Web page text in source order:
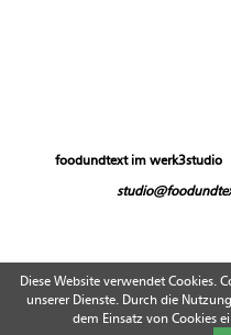
foodundtext im werk3studio
Diese Website verwendet Cookies.
unserer Dienste. Durch die
dem Einsatz von Cookies